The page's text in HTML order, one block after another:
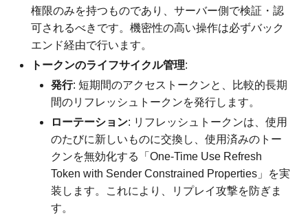
権限のみを持つものであり、サーバー側で検証・認
可されるべきです。機密性の高い操作は必ずバック
エンド経由で行います。
トークンのライフサイクル管理:
発行: 短期間のアクセストークンと、比較的長期
間のリフレッシュトークンを発行します。
ローテーション: リフレッシュトークンは、使用
のたびに新しいものに交換し、使用済みのトー
クンを無効化する「One-Time Use Refresh
Token with Sender Constrained Properties」を実
装します。これにより、リプレイ攻撃を防ぎま
す。